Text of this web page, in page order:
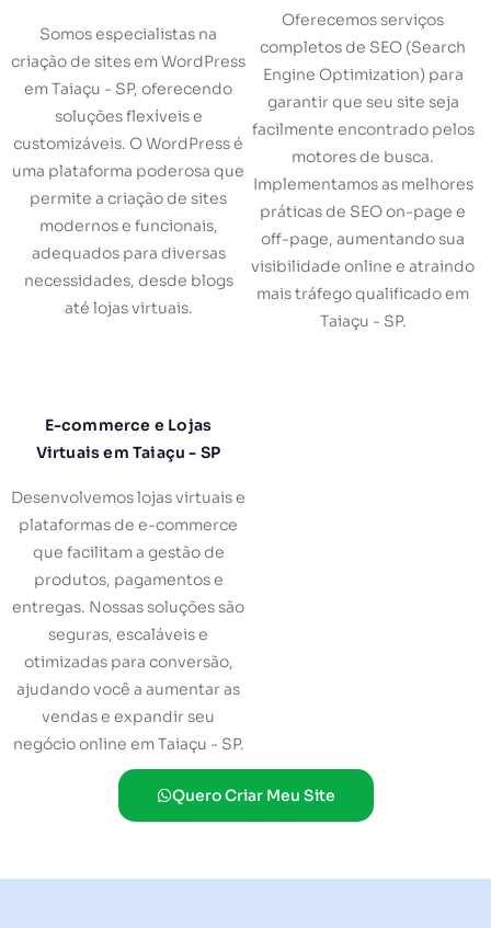
Somos especialistas na
criação de sites em WordPress
em Taiaçu - SP, oferecendo
soluções flexíveis e
customizáveis. O WordPress é
uma plataforma poderosa que
permite a criação de sites
modernos e funcionais,
adequados para diversas
necessidades, desde blogs
até lojas virtuais.
Oferecemos serviços
completos de SEO (Search
Engine Optimization) para
garantir que seu site seja
facilmente encontrado pelos
motores de busca.
Implementamos as melhores
práticas de SEO on-page e
off-page, aumentando sua
visibilidade online e atraindo
mais tráfego qualificado em
Taiaçu - SP.
E-commerce e Lojas
Virtuais em Taiaçu - SP
Desenvolvemos lojas virtuais e
plataformas de e-commerce
que facilitam a gestão de
produtos, pagamentos e
entregas. Nossas soluções são
seguras, escaláveis e
otimizadas para conversão,
ajudando você a aumentar as
vendas e expandir seu
negócio online em Taiaçu - SP.
Quero Criar Meu Site